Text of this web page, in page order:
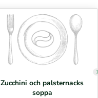
Zucchini och palsternacks
soppa